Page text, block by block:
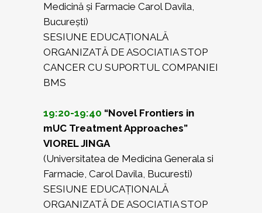
Medicină și Farmacie Carol Davila,
București)
SESIUNE EDUCAȚIONALĂ
ORGANIZATĂ DE ASOCIATIA STOP
CANCER CU SUPORTUL COMPANIEI
BMS
19:20-19:40 “Novel Frontiers in
mUC Treatment Approaches”
VIOREL JINGA
(Universitatea de Medicina Generala si
Farmacie, Carol Davila, Bucuresti)
SESIUNE EDUCAȚIONALĂ
ORGANIZATĂ DE ASOCIATIA STOP